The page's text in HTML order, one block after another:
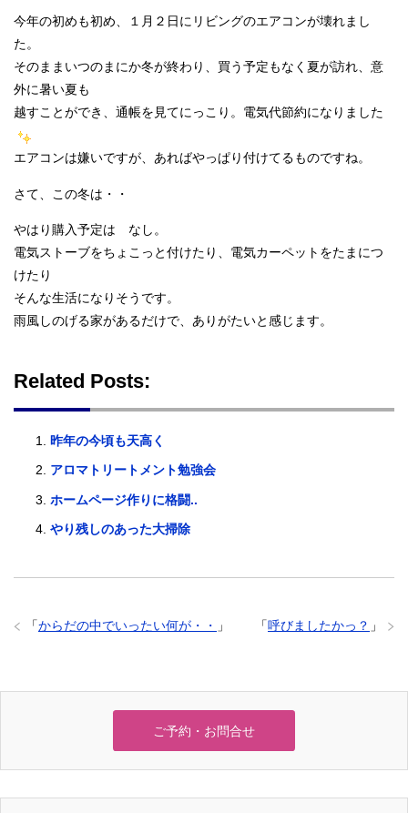
今年の初めも初め、１月２日にリビングのエアコンが壊れまし
た。
そのままいつのまにか冬が終わり、買う予定もなく夏が訪れ、意
外に暑い夏も
越すことができ、通帳を見てにっこり。電気代節約になりました
エアコンは嫌いですが、あればやっぱり付けてるものですね。
さて、この冬は・・
やはり購入予定は なし。
電気ストーブをちょこっと付けたり、電気カーペットをたまにつ
けたり
そんな生活になりそうです。
雨風しのげる家があるだけで、ありがたいと感じます。
Related Posts:
昨年の今頃も天高く
アロマトリートメント勉強会
ホームページ作りに格闘..
やり残しのあった大掃除
「呼びましたかっ？ 」
「からだの中でいったい何が・・ 」
ご予約・お問合せ